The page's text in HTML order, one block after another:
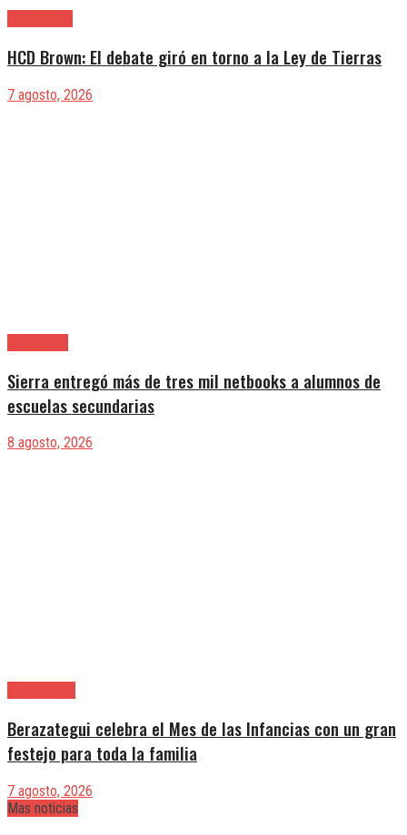
HCD Brown: El debate giró en torno a la Ley de Tierras
7 agosto, 2026
Sierra entregó más de tres mil netbooks a alumnos de
escuelas secundarias
8 agosto, 2026
Berazategui celebra el Mes de las Infancias con un gran
festejo para toda la familia
7 agosto, 2026
Mas noticias